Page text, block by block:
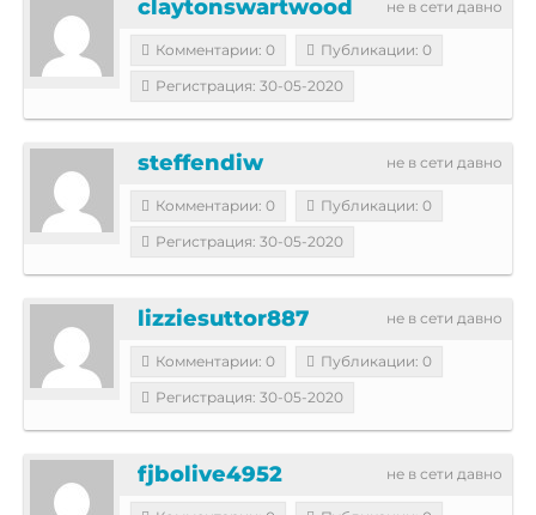
не в сети давно
claytonswartwood
Комментарии: 0
Публикации: 0
Регистрация: 30-05-2020
не в сети давно
steffendiw
Комментарии: 0
Публикации: 0
Регистрация: 30-05-2020
не в сети давно
lizziesuttor887
Комментарии: 0
Публикации: 0
Регистрация: 30-05-2020
не в сети давно
fjbolive4952